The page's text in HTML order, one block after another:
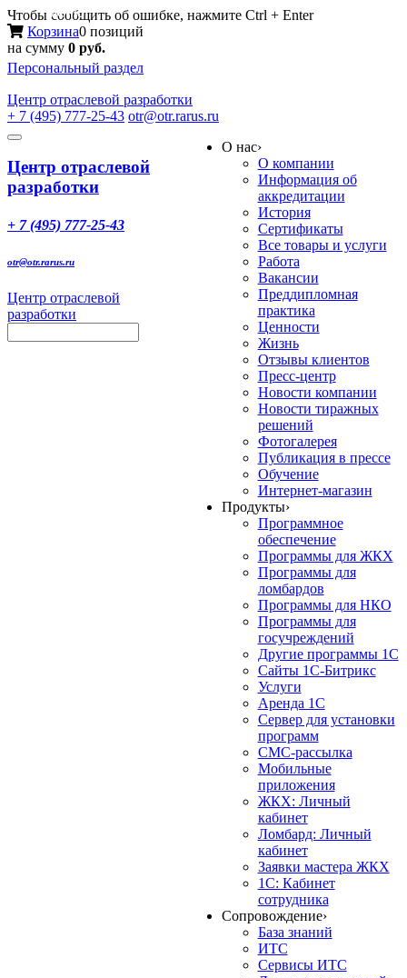
Чтобы сообщить об ошибке, нажмите Ctrl + Enter
Корзина0 позиций
на сумму 0 руб.
Персональный раздел
Центр отраслевой разработки
+ 7 (495) 777-25-43 otr@otr.rarus.ru
Toggle
Меню
Центр отраслевой
разработки
+ 7 (495) 777-25-43
otr@otr.rarus.ru
Центр отраслевой
разработки
О нас›
О компании
Информация об
аккредитации
История
Сертификаты
Все товары и услуги
Работа
Вакансии
Преддипломная
практика
Ценности
Жизнь
Отзывы клиентов
Пресс-центр
Новости компании
Новости тиражных
решений
Фотогалерея
Публикация в прессе
Обучение
Интернет-магазин
Продукты›
Программное
обеспечение
Программы для ЖКХ
Программы для
ломбардов
Программы для НКО
Программы для
госучреждений
Другие программы 1С
Сайты 1С-Битрикс
Услуги
Аренда 1С
Сервер для установки
программ
СМС-рассылка
Мобильные
приложения
ЖКХ: Личный
кабинет
Ломбард: Личный
кабинет
Заявки мастера ЖКХ
1С: Кабинет
сотрудника
Сопровождение›
База знаний
ИТС
Сервисы ИТС